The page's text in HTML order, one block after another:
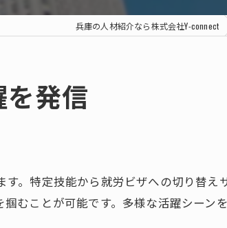
兵庫の人材紹介なら株式会社Y-connect
発信
。特定技能から就労ビザへの切り替え
むことが可能です。多様な活躍シーン